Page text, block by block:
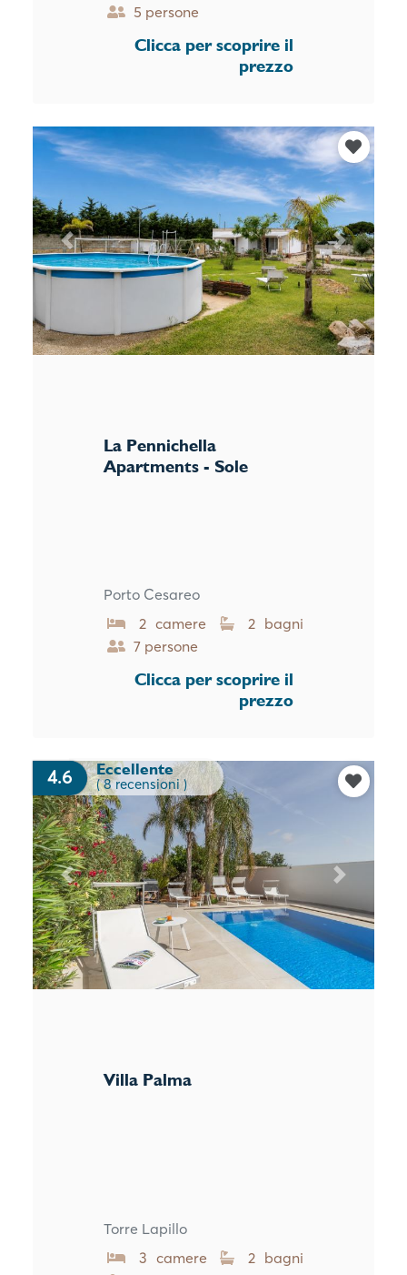
5 persone
Clicca per scoprire il
prezzo
Previous Next
La Pennichella
Apartments - Sole
Porto Cesareo
2 camere
2 bagni
7 persone
Clicca per scoprire il
prezzo
4.6 Eccellente
( 8 recensioni )
Previous Next
Villa Palma
Torre Lapillo
3 camere
2 bagni